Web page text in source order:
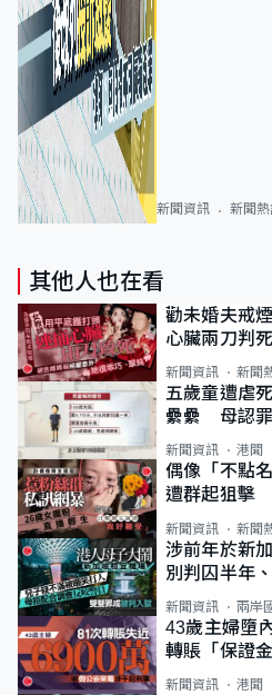
新聞資訊 新聞熱
其他人也在看
勸未婚夫戒
心臟兩刀判
新聞資訊 新聞
五歲童遭虐
纍纍 母認
類案最惡劣
新聞資訊 港聞
偶像「不點
遭群起狙擊
新聞資訊 新聞
涉前年於新
別判囚半年
新聞資訊 兩岸
43歲主婦墮
轉賬「保證
新聞資訊 港聞